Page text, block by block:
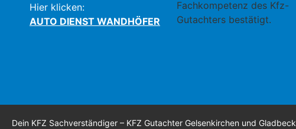
Hier klicken:
AUTO DIENST WANDHÖFER
Dein KFZ Sachverständiger – KFZ Gutachter Gelsenkirchen und Gladbeck